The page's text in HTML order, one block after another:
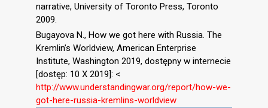
narrative, University of Toronto Press, Toronto
2009.
Bugayova N., How we got here with Russia. The
Kremlin’s Worldview, American Enterprise
Institute, Washington 2019, dostępny w internecie
[dostęp: 10 X 2019]: <
http://www.understandingwar.org/report/how-we-
got-here-russia-kremlins-worldview